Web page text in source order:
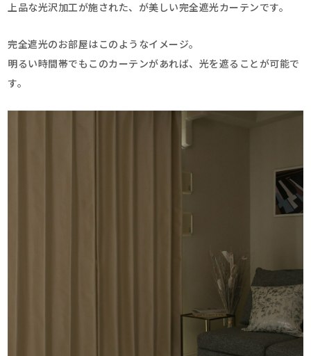
上品な光沢加工が施された、が美しい完全遮光カーテンです。
完全遮光のお部屋はこのようなイメージ。
明るい時間帯でもこのカーテンがあれば、光を遮ることが可能で
す。